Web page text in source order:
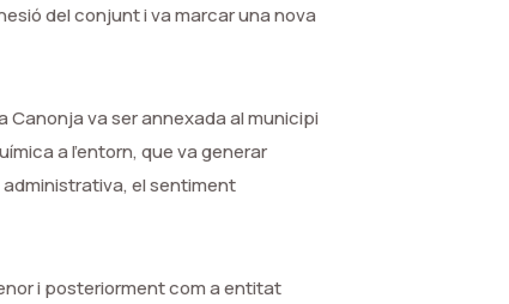
del conjunt i va marcar una nova
Canonja va ser annexada al municipi
a l’entorn, que va generar
el sentiment
i posteriorment com a entitat